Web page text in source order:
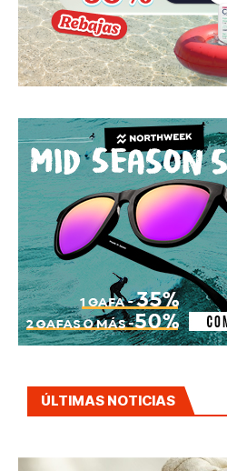
ÚLTIMAS NOTICIAS